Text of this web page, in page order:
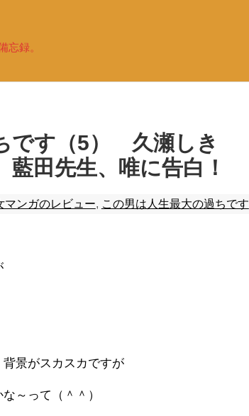
忘録。
です（5） 久瀬しき
田先生、唯に告白！
マンガのレビュー, この男は人生最大の過ちです
景がスカスカですが
～って（＾＾）